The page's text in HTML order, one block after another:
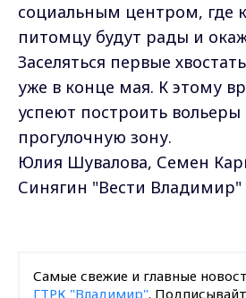
социальным центром, где
питомцу будут рады и
Заселяться первые
уже в конце мая. К этому
успеют построить вольеры
прогулочную зону.
Юлия Шувалова, Семен
Синягин "Вести Владимир"
Самые свежие и главные
ГТРК "Владимир".